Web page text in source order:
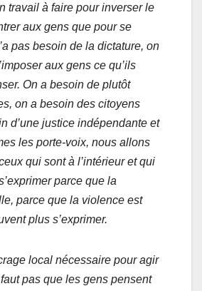
travail à faire pour inverser le
aux gens que pour se
pas besoin de la dictature, on
aux gens ce qu’ils
On a besoin de plutôt
on a besoin des citoyens
d’une justice indépendante et
les porte-voix, nous allons
qui sont à l’intérieur et qui
parce que la
parce que la violence est
plus s’exprimer.
local nécessaire pour agir
pas que les gens pensent